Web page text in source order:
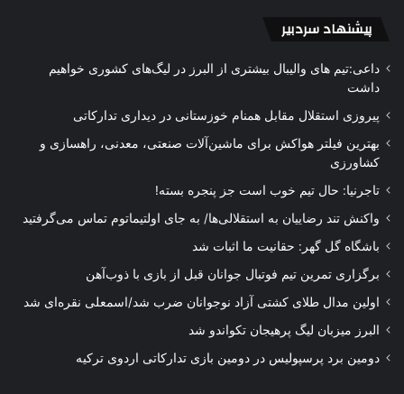
پیشنهاد سردبیر
داعی:تیم های والیبال بیشتری از البرز در لیگ‌های کشوری خواهیم
داشت
پیروزی استقلال مقابل همنام خوزستانی در دیداری تدارکاتی
بهترین فیلتر هواکش برای ماشین‌آلات صنعتی، معدنی، راهسازی و
کشاورزی
تاجرنیا: حال تیم خوب است جز پنجره بسته!
واکنش تند رضاییان به استقلالی‌ها/ به جای اولتیماتوم تماس می‌گرفتید
باشگاه گل گهر: حقانیت ما اثبات شد
برگزاری تمرین تیم فوتبال جوانان قبل از بازی با ذوب‌آهن
اولین مدال طلای کشتی آزاد نوجوانان ضرب شد/اسمعلی نقره‌ای شد
البرز میزبان لیگ پرهیجان تکواندو شد
دومین برد پرسپولیس در دومین بازی تدارکاتی اردوی ترکیه